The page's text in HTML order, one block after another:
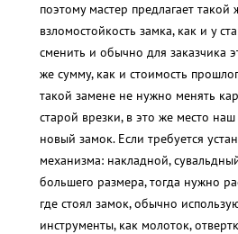
поэтому мастер предлагает такой
взломостойкость замка, как и у
сменить и обычно для заказчика
же сумму, как и стоимость
такой замене не нужно менять
старой врезки, в это же место наш
новый замок. Если требуется
механизма: накладной,
большего размера, тогда нужно
где стоял замок, обычно
инструменты, как молоток,